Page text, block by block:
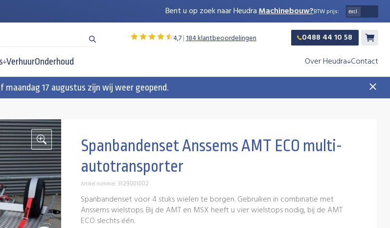
Bent u op zoek naar HeudraMachinebouw?BTW prijs:
4,7|184 klantbeoordelingen 0488 44 10 58
VerhuurOnderhoud Over Heudra Contact
maandag 17 augustus zijn wij weer geopend.
Spanbandenset Anssems AMT ECO multi-
autotransporter
Artikel nummer: 3129001002
Spanbandenset voor 4 stuks wielen te borgen. Gebruiken in combinatie met
Anssems wielstops. Bij de AMT en MSX heeft u vier wielstops nodig, bij de AMT
ECO slechts één.